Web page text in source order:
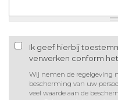
Ik geef hierbij
verwerken conform
Wij nemen de regelgeving
bescherming van uw
veel waarde aan de